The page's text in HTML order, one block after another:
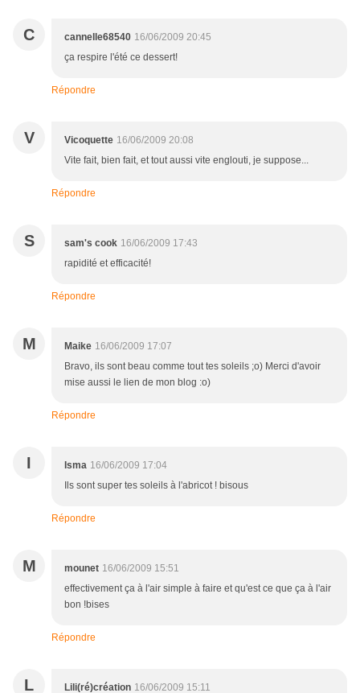
C cannelle68540 16/06/2009 20:45
ça respire l'été ce dessert!
Répondre
V Vicoquette 16/06/2009 20:08
Vite fait, bien fait, et tout aussi vite englouti, je suppose...
Répondre
S sam's cook 16/06/2009 17:43
rapidité et efficacité!
Répondre
M Maike 16/06/2009 17:07
Bravo, ils sont beau comme tout tes soleils ;o) Merci d'avoir
mise aussi le lien de mon blog :o)
Répondre
I Isma 16/06/2009 17:04
Ils sont super tes soleils à l'abricot ! bisous
Répondre
M mounet 16/06/2009 15:51
effectivement ça à l'air simple à faire et qu'est ce que ça à l'air
bon !bises
Répondre
L Lili(ré)création 16/06/2009 15:11